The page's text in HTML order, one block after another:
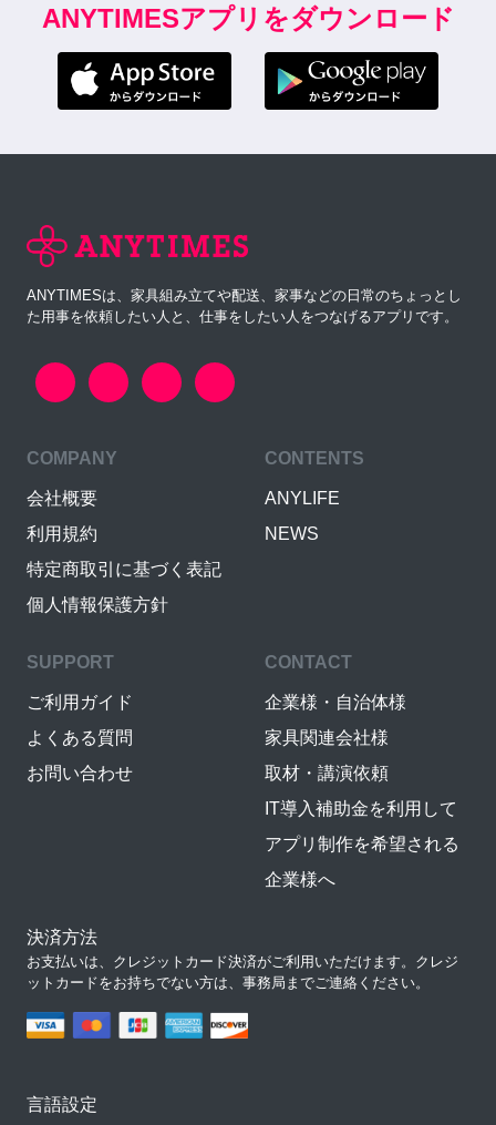
ANYTIMESアプリをダウンロード
ANYTIMESは、家具組み立てや配送、家事などの日常のちょっとし
た用事を依頼したい人と、仕事をしたい人をつなげるアプリです。
COMPANY
会社概要
利用規約
特定商取引に基づく表記
個人情報保護方針
CONTENTS
ANYLIFE
NEWS
SUPPORT
ご利用ガイド
よくある質問
お問い合わせ
CONTACT
企業様・自治体様
家具関連会社様
取材・講演依頼
IT導入補助金を利用して
アプリ制作を希望される
企業様へ
決済方法
お支払いは、クレジットカード決済がご利用いただけます。クレジ
ットカードをお持ちでない方は、事務局までご連絡ください。
言語設定